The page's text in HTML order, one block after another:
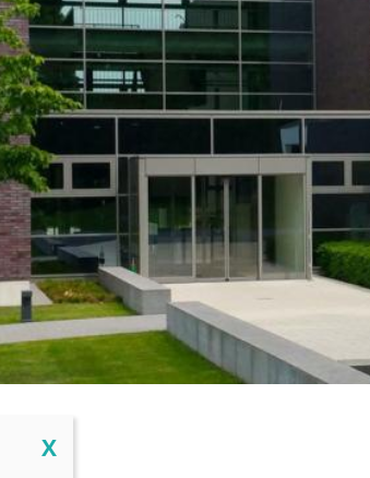
Close
X